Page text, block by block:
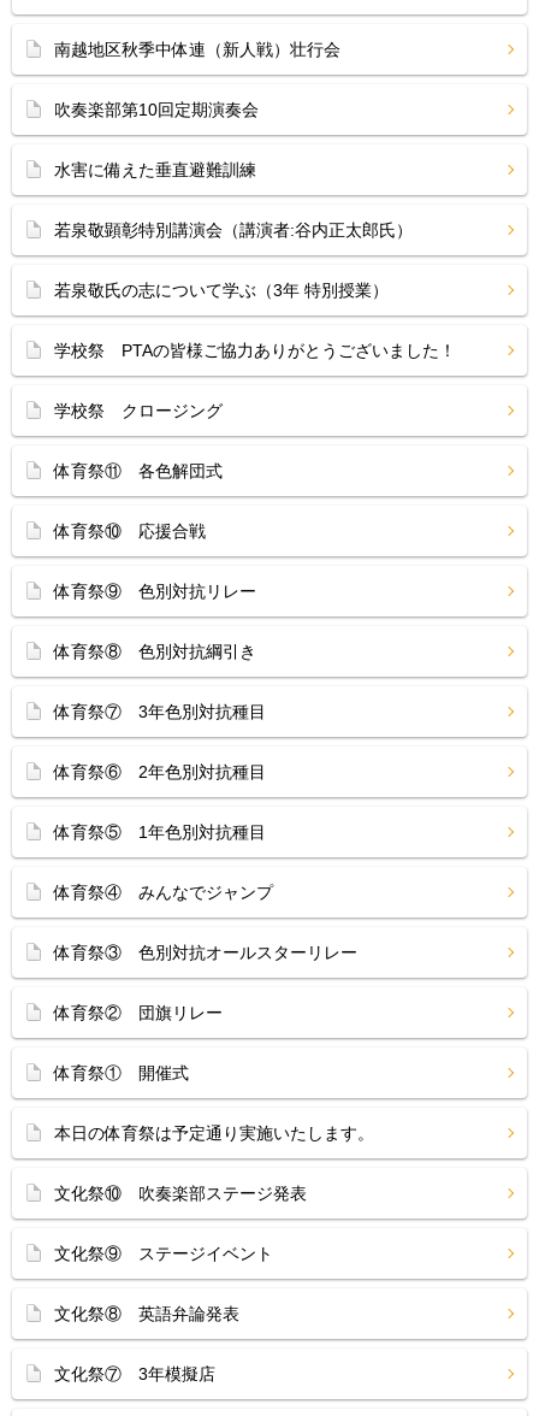
南越地区秋季中体連（新人戦）壮行会
吹奏楽部第10回定期演奏会
水害に備えた垂直避難訓練
若泉敬顕彰特別講演会（講演者:谷内正太郎氏）
若泉敬氏の志について学ぶ（3年 特別授業）
学校祭 PTAの皆様ご協力ありがとうございました！
学校祭 クロージング
体育祭⑪ 各色解団式
体育祭⑩ 応援合戦
体育祭⑨ 色別対抗リレー
体育祭⑧ 色別対抗綱引き
体育祭⑦ 3年色別対抗種目
体育祭⑥ 2年色別対抗種目
体育祭⑤ 1年色別対抗種目
体育祭④ みんなでジャンプ
体育祭③ 色別対抗オールスターリレー
体育祭② 団旗リレー
体育祭① 開催式
本日の体育祭は予定通り実施いたします。
文化祭⑩ 吹奏楽部ステージ発表
文化祭⑨ ステージイベント
文化祭⑧ 英語弁論発表
文化祭⑦ 3年模擬店